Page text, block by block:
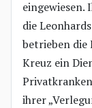
eingewiesen.
die
betrieben die
Kreuz ein
ihrer